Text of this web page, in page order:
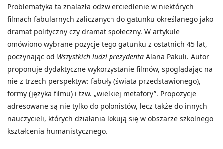
Problematyka ta znalazła odzwierciedlenie w niektórych
filmach fabularnych zaliczanych do gatunku określanego jako
dramat polityczny czy dramat społeczny. W artykule
omówiono wybrane pozycje tego gatunku z ostatnich 45 lat,
poczynając od Wszystkich ludzi prezydenta Alana Pakuli. Autor
proponuje dydaktyczne wykorzystanie filmów, spoglądając na
nie z trzech perspektyw: fabuły (świata przedstawionego),
formy (języka filmu) i tzw. „wielkiej metafory”. Propozycje
adresowane są nie tylko do polonistów, lecz także do innych
nauczycieli, których działania lokują się w obszarze szkolnego
kształcenia humanistycznego.